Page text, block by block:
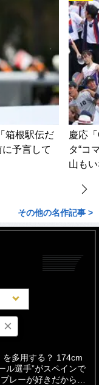
箱根駅伝だ
予言して
慶応
タ“コ
山も
その他の名作記事 >
週間
を多用する？ 174cm
ル選手”がスペインで
レーが好きだから…
×